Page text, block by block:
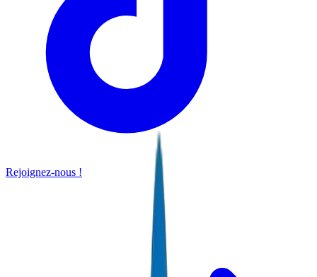
Rejoignez-nous !